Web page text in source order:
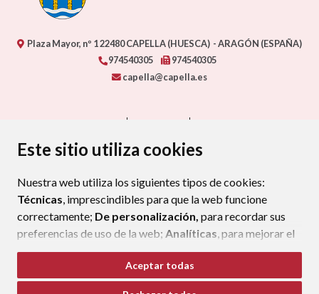
Este sitio utiliza cookies
Nuestra web utiliza los siguientes tipos de cookies:
Técnicas, imprescindibles para que la web funcione
correctamente; De personalización, para recordar sus
preferencias de uso de la web; Analíticas, para mejorar el
funcionamiento de la web y sus servicios.
Si acepta pulsando el botón“Aceptar todas”
Aceptar todas
Plaza Mayor, nº 122480CAPELLA (HUESCA) - ARAGÓN (ESPAÑA)
974540305
974540305
capella@capella.es
PROTECCIÓN DE DATOS
POLÍTICA DE COOKIES